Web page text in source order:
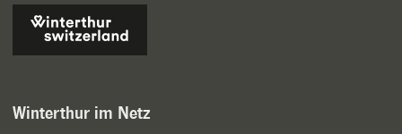
Winterthur im Netz